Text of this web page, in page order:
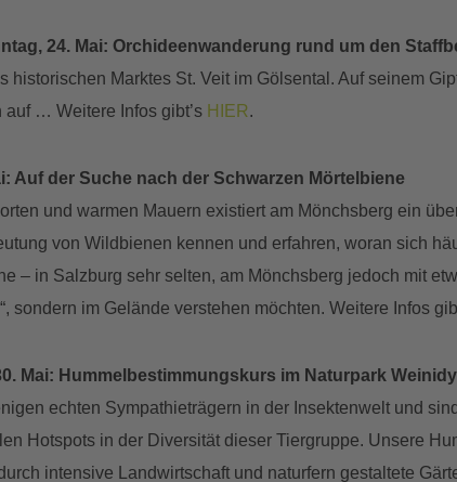
24. Mai: Orchideenwanderung rund um den
historischen Marktes St. Veit im Gölsental. Auf seinem
… Weitere Infos gibt’s HIER.
Auf der Suche nach der Schwarzen Mörtelbiene
und warmen Mauern existiert am Mönchsberg ein
von Wildbienen kennen und erfahren, woran sich
– in Salzburg sehr selten, am Mönchsberg jedoch mit
sondern im Gelände verstehen möchten. Weitere Infos
Mai: Hummelbestimmungskurs im Naturpark
echten Sympathieträgern in der Insektenwelt und
Hotspots in der Diversität dieser Tiergruppe. Unsere
intensive Landwirtschaft und naturfern gestaltete